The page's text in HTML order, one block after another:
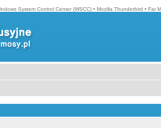
System Control Center (WSCC) • Mozilla Thunderbird • Far